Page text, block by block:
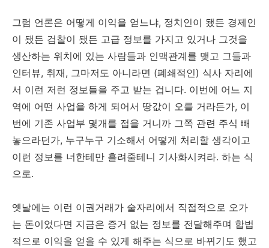
그럼 언론은 어떻게 이익을 얻느냐, 정치인이 됐든 경제인
이 됐든 검찰이 됐든 고급 정보를 가지고 있거나 그것을
생산하는 위치에 있는 사람들과 인맥관계를 맺고 그들과
인터뷰, 취재, 그마저도 아니라면 (폐쇄적인) 식사 자리에
서 이런 저런 정보들을 주고 받는 겁니다. 이번에 어느 지
역에 어떤 사업을 하게 되어서 땅값이 오를 거라든가, 이
번에 기존 사업부 몇개를 접을 거니까 그쪽 관련 주식 빼
놓으라던가, 누구누구 기소해서 어떻게 처리할 생각이고
이런 정보를 너한테만 흘려줄테니 기사화시켜라. 하는 식
으로.
옛날에는 이런 이권거래가 술자리에서 직접적으로 오가
는 돈이었다면 지금은 증거 없는 정보를 전달해주며 합법
적으로 이익을 얻을 수 있게 해주는 식으로 바뀌기도 했고